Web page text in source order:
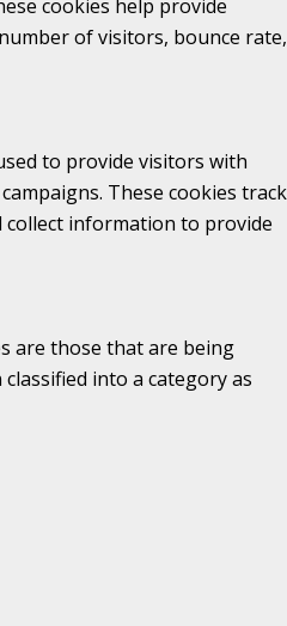
cookies help provide
of visitors, bounce rate,
to provide visitors with
These cookies track
collect information to provide
are those that are being
into a category as